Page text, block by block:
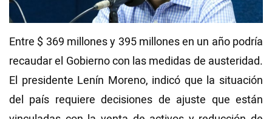
Videos
NEWSLETTERS
Entre $ 369 millones y 395 millones en un año podría
recaudar el Gobierno con las medidas de austeridad.
El presidente Lenín Moreno, indicó que la situación
del país requiere decisiones de ajuste que están